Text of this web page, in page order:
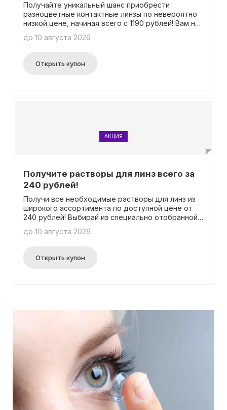
Получайте уникальный шанс приобрести
разноцветные контактные линзы по невероятно
низкой цене, начиная всего с 1190 рублей! Вам не
воспользоваться этим выгодным предложением.
до 10 августа 2026
Открыть купон
АКЦИЯ
Получите растворы для линз всего за
240 рублей!
Получи все необходимые растворы для линз из
широкого ассортимента по доступной цене от
240 рублей! Выбирай из специально отобранной
зрения. Промокод не требуется для получения
до 10 августа 2026
Открыть купон